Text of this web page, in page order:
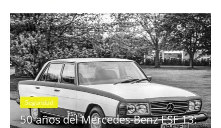
Seguridad
50 años del Mercedes-Benz ESF 13: